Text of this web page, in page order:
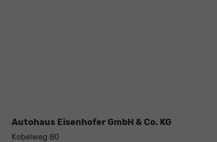
Autohaus Eisenhofer GmbH & Co. KG
Kobelweg 80